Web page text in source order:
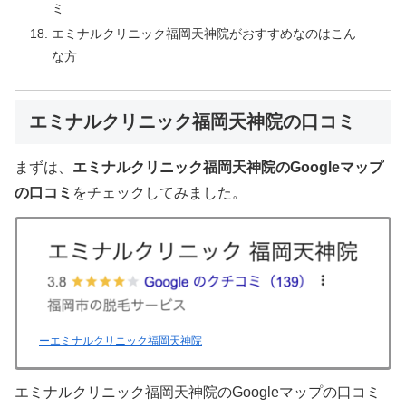
ミ
エミナルクリニック福岡天神院がおすすめなのはこん
な方
エミナルクリニック福岡天神院の口コミ
まずは、 エミナルクリニック福岡天神院のGoogleマップ
の口コミ をチェックしてみました。
ーエミナルクリニック福岡天神院
エミナルクリニック福岡天神院のGoogleマップの口コミ